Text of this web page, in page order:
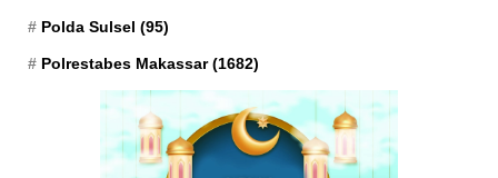
Polda Sulsel (95)
Polrestabes Makassar(1682)